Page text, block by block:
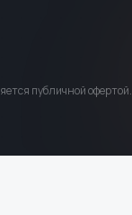
публичной офертой.